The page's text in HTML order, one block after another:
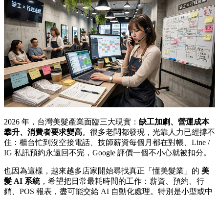
2026 年，台灣美髮產業面臨三大現實： 缺工加劇、營運成本
攀升、消費者要求變高。很多老闆都發現，光靠人力已經撐不
住：櫃台忙到沒空接電話、技師薪資每個月都在對帳、Line /
IG 私訊預約永遠回不完，Google 評價一個不小心就被扣分。
也因為這樣，越來越多店家開始尋找真正「懂美髮業」的 美
髮 AI 系統，希望把日常最耗時間的工作：薪資、預約、行
銷、POS 報表，盡可能交給 AI 自動化處理。特別是小型或中